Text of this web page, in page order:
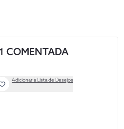
COMENTADA
Adicionar à Lista de Desejos